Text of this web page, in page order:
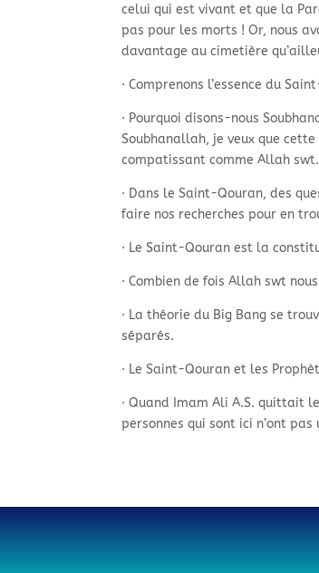
celui qui est vivant et que la
pas pour les morts ! Or, nous
davantage au cimetière
· Comprenons l’essence du
· Pourquoi disons-nous
Soubhanallah, je veux que
compatissant comme Allah swt.
· Dans le Saint-Qouran, des
faire nos recherches pour en
· Le Saint-Qouran est la
· Combien de fois Allah swt
· La théorie du Big Bang se
séparés.
· Le Saint-Qouran et les
· Quand Imam Ali A.S. quittait
personnes qui sont ici n’ont